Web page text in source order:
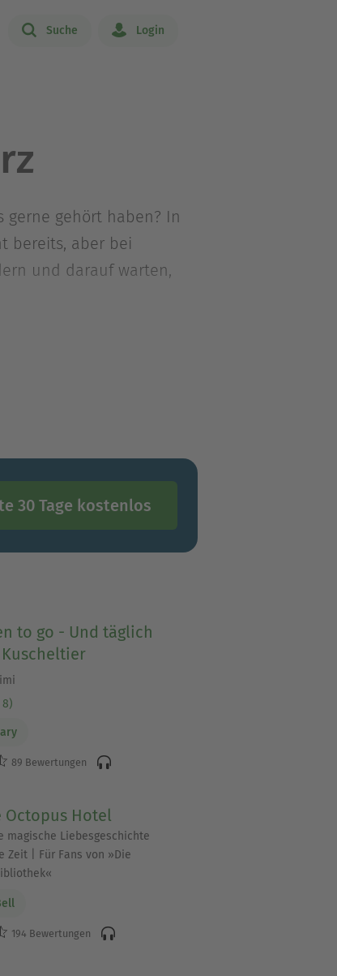
Suche Login
gerne gehört haben? In
bereits, aber bei
und darauf warten,
30 Tage kostenlos
to go - Und täglich
89 Bewertungen
Octopus Hotel
magische Liebesgeschichte
Zeit | Für Fans von »Die
194 Bewertungen